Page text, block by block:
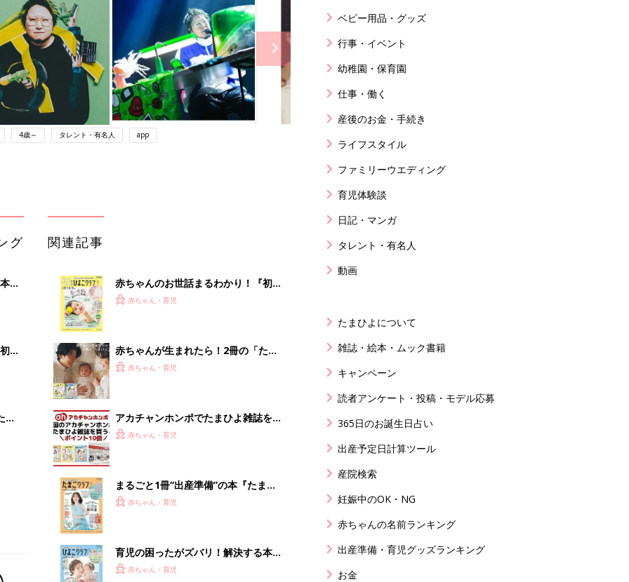
4歳～ タレント・有名人 app
グ
め
ま
関連記事
赤ちゃんのお世話まるわかり！『初め
てのひよこクラブ 夏号』〈巻頭大特
赤ちゃん・育児
赤ちゃんが生まれたら！2冊の「たま
ひよ」
赤ちゃん・育児
アカチャンホンポでたまひよ雑誌を買
うとポイント10倍【期間限定】
赤ちゃん・育児
まるごと1冊“出産準備”の本『たまご
クラブ 夏号』〈スペシャル大特集〉
赤ちゃん・育児
育児の困ったがズバリ！解決する本
『ひよこクラブ 夏号』 4カ月～2才
赤ちゃん・育児
ベビー用品・グッズ
行事・イベント
幼稚園・保育園
仕事・働く
産後のお金・手続き
ライフスタイル
ファミリーウエディング
育児体験談
日記・マンガ
タレント・有名人
動画
たまひよについて
雑誌・絵本・ムック書籍
キャンペーン
読者アンケート・投稿・モデル応募
365日のお誕生日占い
出産予定日計算ツール
産院検索
妊娠中のOK・NG
赤ちゃんの名前ランキング
出産準備・育児グッズランキング
お金